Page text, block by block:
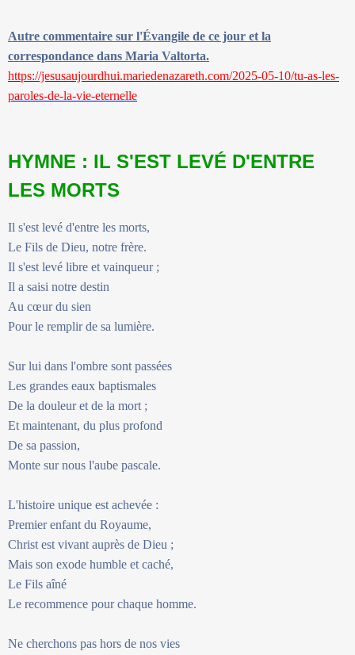
Autre commentaire sur l'Évangile de ce jour et la
correspondance dans Maria Valtorta.
https://jesusaujourdhui.mariedenazareth.com/2025-05-10/tu-as-les-
paroles-de-la-vie-eternelle
HYMNE : IL S'EST LEVÉ D'ENTRE
LES MORTS
Il s'est levé d'entre les morts,
Le Fils de Dieu, notre frère.
Il s'est levé libre et vainqueur ;
Il a saisi notre destin
Au cœur du sien
Pour le remplir de sa lumière.
Sur lui dans l'ombre sont passées
Les grandes eaux baptismales
De la douleur et de la mort ;
Et maintenant, du plus profond
De sa passion,
Monte sur nous l'aube pascale.
L'histoire unique est achevée :
Premier enfant du Royaume,
Christ est vivant auprès de Dieu ;
Mais son exode humble et caché,
Le Fils aîné
Le recommence pour chaque homme.
Ne cherchons pas hors de nos vies